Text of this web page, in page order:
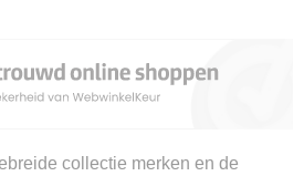
collectie merken en de